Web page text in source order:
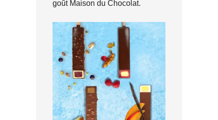
goût Maison du Chocolat.